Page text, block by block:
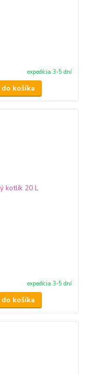
expedícia 3-5 dní
košíka
expedícia 3-5 dní
košíka